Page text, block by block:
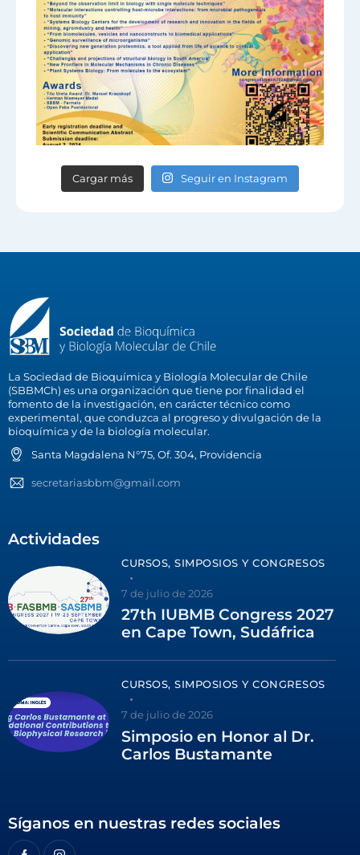
Cargar más Seguir en Instagram
La Sociedad de Bioquímica y Biología Molecular de Chile
(SBBMCh) es una organización que tiene por finalidad el
fomento de la investigación, en carácter técnico como
experimental, que conduzca al progreso y divulgación de la
bioquímica y de la biología molecular.
Santa Magdalena N°75, Of. 304, Providencia
secretariasbbm@gmail.com
Actividades
CURSOS, SIMPOSIOS Y CONGRESOS
7 de julio de 2026
27th IUBMB Congress 2027
en Cape Town, Sudáfrica
CURSOS, SIMPOSIOS Y CONGRESOS
7 de julio de 2026
Simposio en Honor al Dr.
Carlos Bustamante
Síganos en nuestras redes sociales